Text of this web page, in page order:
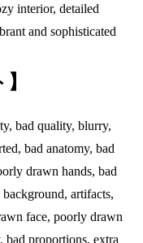
interior, detailed
and sophisticated
bad quality, blurry,
bad anatomy, bad
drawn hands, bad
artifacts,
face, poorly drawn
bad proportions, extra